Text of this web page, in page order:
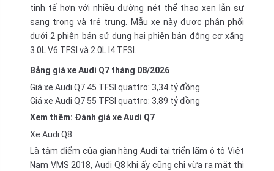
tinh tế hơn với nhiều đường nét thể thao xen lẫn sự
sang trọng và trẻ trung. Mẫu xe này được phân phối
dưới 2 phiên bản sử dụng hai phiên bản động cơ xăng
3.0L V6 TFSI và 2.0L I4 TFSI.
Bảng giá xe Audi Q7 tháng 08/2026
Giá xe Audi Q7 45 TFSI quattro: 3,34 tỷ đồng
Giá xe Audi Q7 55 TFSI quattro: 3,89 tỷ đồng
Xem thêm: Đánh giá xe Audi Q7
Xe Audi Q8
Là tâm điểm của gian hàng Audi tại triển lãm ô tô Việt
Nam VMS 2018, Audi Q8 khi ấy cũng chỉ vừa ra mắt thị